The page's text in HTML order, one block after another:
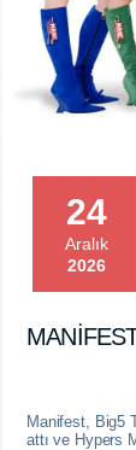
24
Aralık
2026
Manifest, Big5
attı ve Hypers